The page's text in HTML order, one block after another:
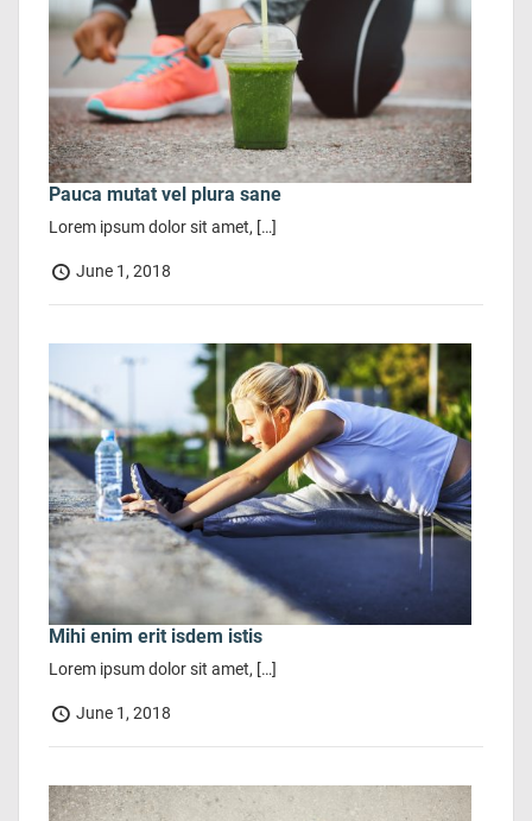
Pauca mutat vel plura sane
Lorem ipsum dolor sit amet, […]
June 1, 2018
Mihi enim erit isdem istis
Lorem ipsum dolor sit amet, […]
June 1, 2018